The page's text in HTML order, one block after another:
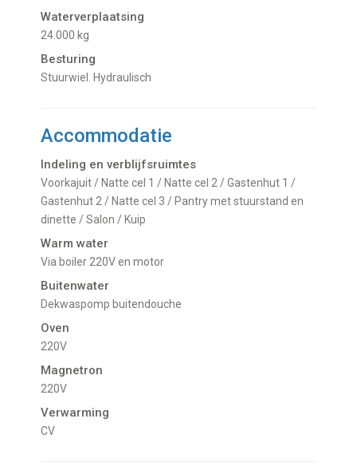
Waterverplaatsing
24.000 kg
Besturing
Stuurwiel. Hydraulisch
Accommodatie
Indeling en verblijfsruimtes
Voorkajuit / Natte cel 1 / Natte cel 2 / Gastenhut 1 /
Gastenhut 2 / Natte cel 3 / Pantry met stuurstand en
dinette / Salon / Kuip
Warm water
Via boiler 220V en motor
Buitenwater
dekwaspomp buitendouche
Oven
220V
Magnetron
220V
Verwarming
CV